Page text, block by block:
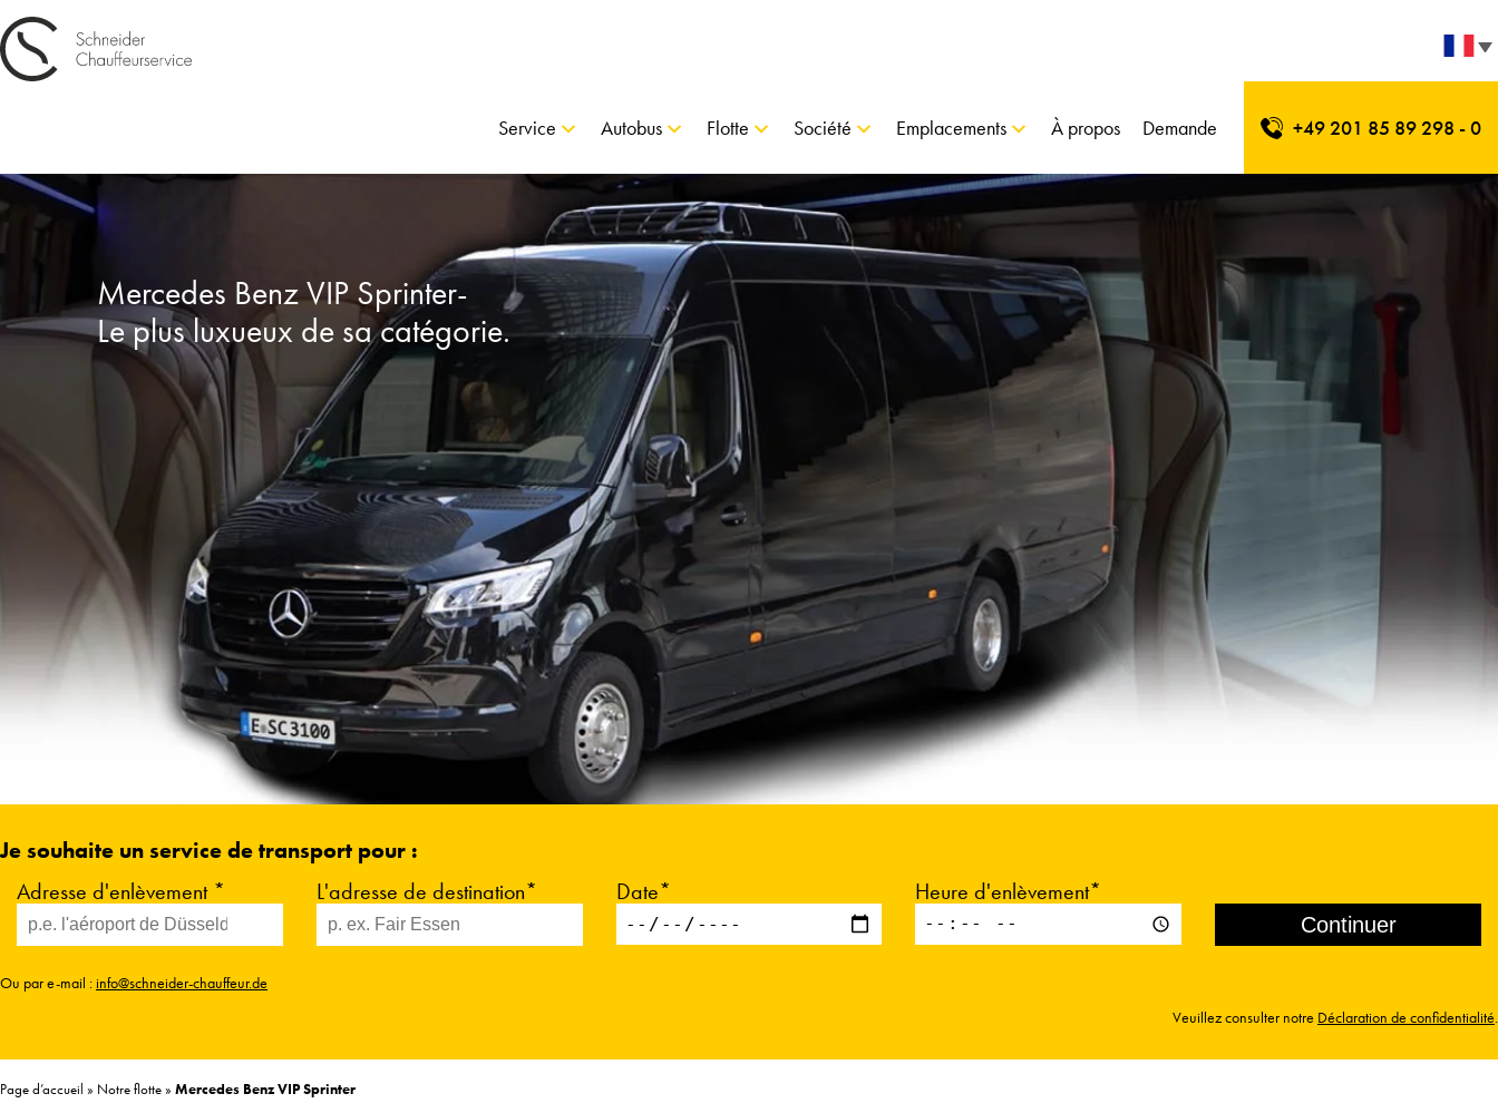
Service Autobus Flotte Société Emplacements À propos Demande +49 201 85 89 298 - 0
Mercedes Benz VIP Sprinter-
Le plus luxueux de sa catégorie.
Je souhaite un service de transport pour :
Adresse d'enlèvement *
L'adresse de destination* Date* Heure d'enlèvement*
Ou par e-mail :info@schneider-chauffeur.de
Veuillez consulter notre Déclaration de confidentialité.
Page d’accueil » Notre flotte» Mercedes Benz VIP Sprinter